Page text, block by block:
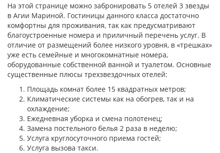
На этой странице можно забронировать 5 отелей 3 звезды
в Агии Мариной. Гостиницы данного класса достаточно
комфортны для проживания, так как предусматривают
благоустроенные номера и приличный перечень услуг. В
отличие от размещений более низкого уровня, в «трешках»
уже есть семейные и многокомнатные номера,
оборудованные собственной ванной и туалетом. Основные
существенные плюсы трехзвездочных отелей:
Площадь комнат более 15 квадратных метров;
Климатические системы как на обогрев, так и на
охлаждение;
Ежедневная уборка и смена полотенец;
Замена постельного белья 2 раза в неделю;
Услуга круглосуточного приема гостей;
Услуга вызова такси.